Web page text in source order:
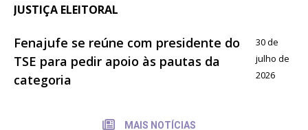
JUSTIÇA ELEITORAL
Fenajufe se reúne com presidente do
TSE para pedir apoio às pautas da
categoria
30 de
julho de
2026
MAIS NOTÍCIAS